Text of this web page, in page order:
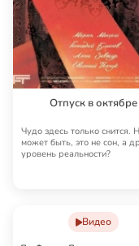
Отпуск в октябре
Чудо здесь только снится.
может быть, это не сон, а
уровень реальности?
Видео